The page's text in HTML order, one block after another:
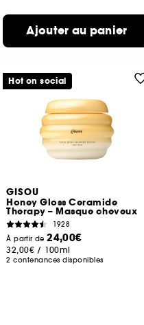
Ajouter au panier
GISOU
Honey Gloss Ceramide
Therapy – Masque cheveux
1928
À partir de24,00€
32,00€ / 100ml
2 contenances disponibles
Hot on social